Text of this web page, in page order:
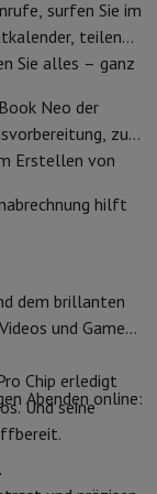
Schutzhülle
das AutoApple
Telefone
GamerPC RTX 50
iPadSamsung
Headsets
Drive (SSD)
surfen Sie im
teilen
Sie alles – ganz
Neo der
zum
Erstellen von
hilft
dem brillanten
und Games
Chip erledigt
Und seine
Abenden online: